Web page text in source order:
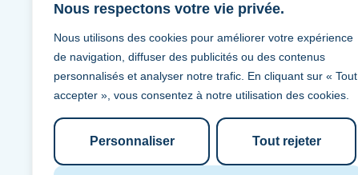
Nous respectons votre vie privée.
Nous utilisons des cookies pour améliorer votre expérience
de navigation, diffuser des publicités ou des contenus
personnalisés et analyser notre trafic. En cliquant sur « Tout
accepter », vous consentez à notre utilisation des cookies.
Personnaliser Tout rejeter
BlueTrees S.A.
Avenue Louise 267
1000 Bruxelles
TVA : BE 0680.619.801